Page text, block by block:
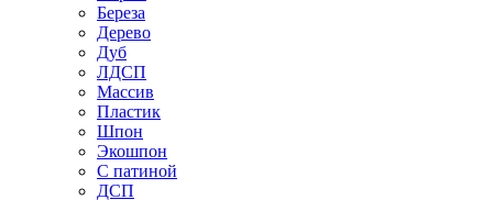
Береза
Дерево
Дуб
ЛДСП
Массив
Пластик
Шпон
Экошпон
С патиной
ДСП